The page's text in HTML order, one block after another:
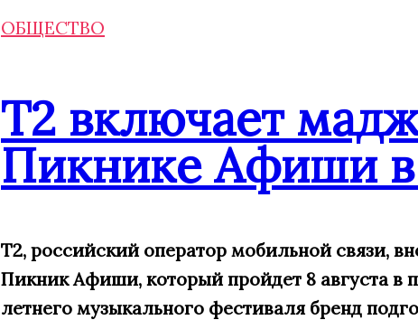
ОБЩЕСТВО
Т2 включает
Пикнике Афиши в
Т2, российский оператор мобильной связи,
Пикник Афиши, который пройдет 8 августа в
летнего музыкального фестиваля бренд